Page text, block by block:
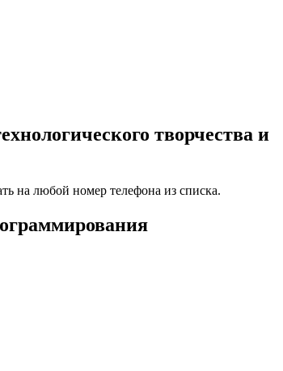
творчества и
на любой номер телефона из списка.